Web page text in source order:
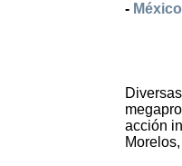
- México
acción